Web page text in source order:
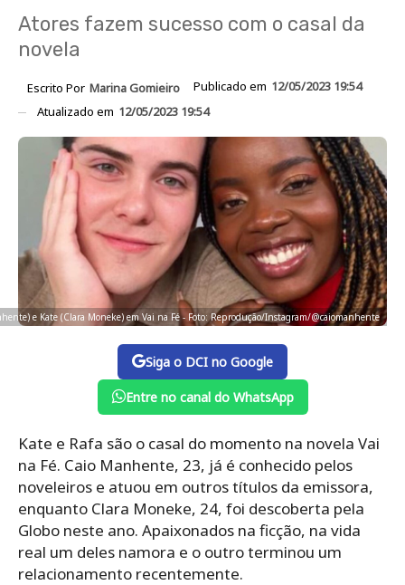
Atores fazem sucesso com o casal da
novela
Escrito Por Marina Gomieiro Publicado em 12/05/2023 19:54
Atualizado em 12/05/2023 19:54
e Kate (Clara Moneke) em Vai na Fé - Foto: Reprodução/Instagram/@caiomanhente
Siga o DCI no Google
Entre no canal do WhatsApp
Kate e Rafa são o casal do momento na novela Vai
na Fé. Caio Manhente, 23, já é conhecido pelos
noveleiros e atuou em outros títulos da emissora,
enquanto Clara Moneke, 24, foi descoberta pela
Globo neste ano. Apaixonados na ficção, na vida
real um deles namora e o outro terminou um
relacionamento recentemente.